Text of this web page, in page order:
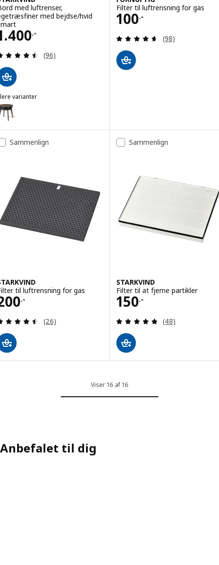
med luftrenser,
med bejdse/hvid
.-
1400.-
Anmeld: 4.5 ud af 5 Stjerner. Anmeldelser i alt:
(96)
varianter
STARKVIND, Bord med luftrenser, egetræsfiner med
Filter til luftrensning for gas
100.-
Pris 100.-
Anmeld: 4.6 ud
(98)
Sammenlign
til luftrensning for gas
.-200.-
Anmeld: 4.5 ud af 5 Stjerner. Anmeldelser i alt:
(26)
Sammenlign
STARKVIND
Filter til at fjerne partikler
150.-
Pris 150.-
Anmeld: 4.8 ud
(48)
Viser 16 af 16
Anbefalet til dig